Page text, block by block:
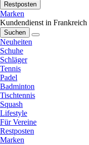
Restposten
Marken
Kundendienst in Frankreich
Suchen
Neuheiten
Schuhe
Schläger
Tennis
Padel
Badminton
Tischtennis
Squash
Lifestyle
Für Vereine
Restposten
Marken